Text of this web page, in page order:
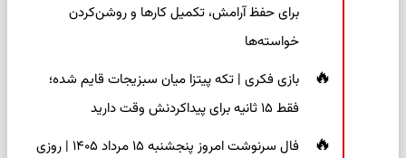
برای حفظ آرامش، تکمیل کارها و روشن‌کردن
خواسته‌ها
بازی فکری | تکه پیتزا میان سبزیجات قایم شده؛
فقط ۱۵ ثانیه برای پیداکردنش وقت دارید
فال سرنوشت امروز پنجشنبه ۱۵ مرداد ۱۴۰۵ | روزی